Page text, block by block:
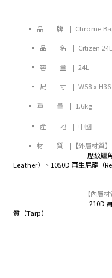
▪ 品 牌 | Chrome
▪ 品 名 | Citizen 24L
▪ 容 量 | 24L
▪ 尺 寸 | W58 x
▪ 重 量 | 1.6kg
▪ 產 地 | 中國
▪ 材 質 |【外層材質】
壓紋鱷
Leather）、1050D 再生尼龍（
【內層材
210D
質（Tarp）